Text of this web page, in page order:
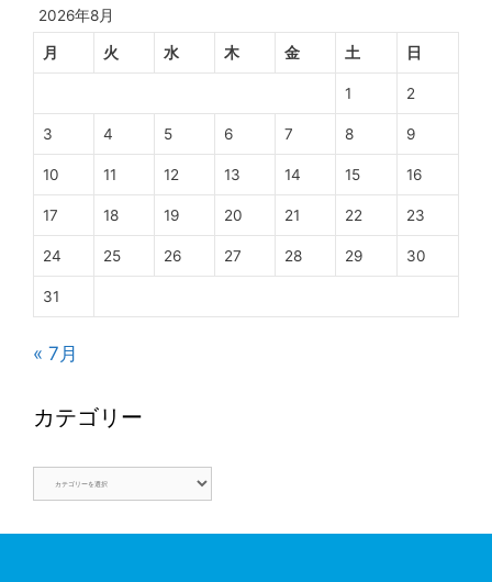
2026年8月
月 火 水 木 金 土 日
1 2
3 4 5 6 7 8 9
10 11 12 13 14 15 16
17 18 19 20 21 22 23
24 25 26 27 28 29 30
31
« 7月
カテゴリー